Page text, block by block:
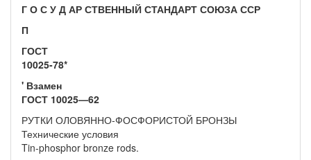
Г О С У Д АР СТВЕННЫЙ СТАНДАРТ СОЮЗА ССР
П
ГОСТ
10025-78*
' Взамен
ГОСТ 10025—62
РУТКИ ОЛОВЯННО-ФОСФОРИСТОЙ БРОНЗЫ
Технические условия
Tin-phosphor bronze rods.